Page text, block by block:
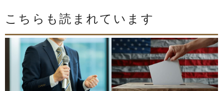
こちらも読まれています